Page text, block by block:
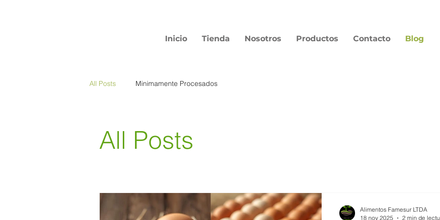
Inicio Tienda Nosotros Productos Contacto Blog
All Posts Minimamente Procesados
All Posts
Alimentos Famesur LTDA
18 nov 2025
2 min de